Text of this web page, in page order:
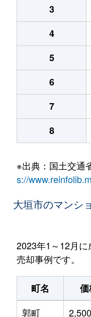
3
4
5
6
7
8
※出典：国土交通
s://
大垣市のマンシ
2023年1～12月
売却事例です。
町名
郭町